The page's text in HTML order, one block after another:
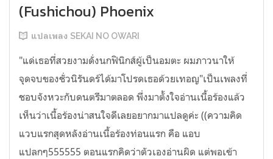
(Fushichou) Phoenix
แปลเพลง SEKAI NO OWARI
"แด่เธอที่สวยงามดั่งนกฟินิกส์ผู้เป็นอมตะ ผมภาวนาให้
จุดจบของชั่วนิรันดร์ได้มาโปรดเธอด้วยเทอญ"เป็นเพลงที่
ชอบจังหวะกับดนตรีมาตลอด พึ่งมาตั้งใจอ่านเนื้อร้องแล้ว
เห็นว่าเนื้อร้องน่าสนใจดีเลยอยากมาแปลดูค่ะ ((ความคิด
แวบแรกสุดหลังอ่านเนื้อร้องท่อนแรก คือ แอบ
แปลกๆ555555 ตอนแรกคิดว่าตัวเองอ่านผิด แต่พอเข้า